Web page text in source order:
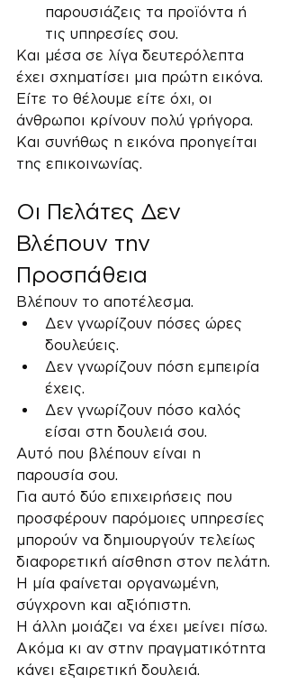
παρουσιάζεις τα προϊόντα ή
τις υπηρεσίες σου.
Και μέσα σε λίγα δευτερόλεπτα
έχει σχηματίσει μια πρώτη εικόνα.
Είτε το θέλουμε είτε όχι, οι
άνθρωποι κρίνουν πολύ γρήγορα.
Και συνήθως η εικόνα προηγείται
της επικοινωνίας.
Οι Πελάτες Δεν
Βλέπουν την
Προσπάθεια
Βλέπουν το αποτέλεσμα.
Δεν γνωρίζουν πόσες ώρες
δουλεύεις.
Δεν γνωρίζουν πόση εμπειρία
έχεις.
Δεν γνωρίζουν πόσο καλός
είσαι στη δουλειά σου.
Αυτό που βλέπουν είναι η
παρουσία σου.
Για αυτό δύο επιχειρήσεις που
προσφέρουν παρόμοιες υπηρεσίες
μπορούν να δημιουργούν τελείως
διαφορετική αίσθηση στον πελάτη.
Η μία φαίνεται οργανωμένη,
σύγχρονη και αξιόπιστη.
Η άλλη μοιάζει να έχει μείνει πίσω.
Ακόμα κι αν στην πραγματικότητα
κάνει εξαιρετική δουλειά.